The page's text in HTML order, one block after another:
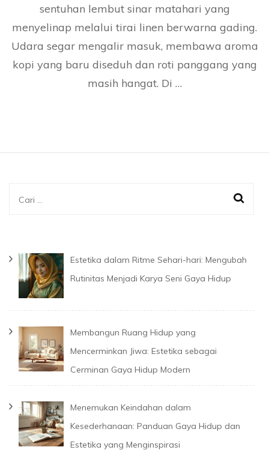
sentuhan lembut sinar matahari yang
menyelinap melalui tirai linen berwarna gading.
Udara segar mengalir masuk, membawa aroma
kopi yang baru diseduh dan roti panggang yang
masih hangat. Di …
Cari
Estetika dalam Ritme Sehari-hari: Mengubah
Rutinitas Menjadi Karya Seni Gaya Hidup
Membangun Ruang Hidup yang
Mencerminkan Jiwa: Estetika sebagai
Cerminan Gaya Hidup Modern
Menemukan Keindahan dalam
Kesederhanaan: Panduan Gaya Hidup dan
Estetika yang Menginspirasi